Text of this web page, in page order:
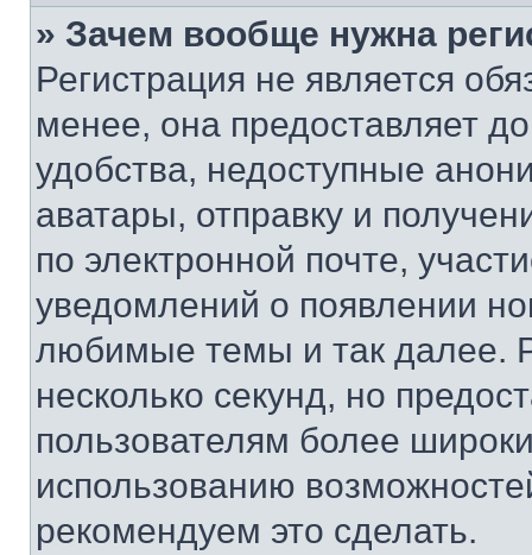
» Зачем вообще нужна
Регистрация не является
менее, она предоставляет
удобства, недоступные
аватары, отправку и
по электронной почте,
уведомлений о появлении
любимые темы и так далее.
несколько секунд, но
пользователям более
использованию
рекомендуем это сделать.